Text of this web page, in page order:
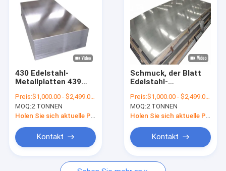
304 Edelstahlspule
Edelstahl-Streifen-Spule
Spule des legierten Stahls
Legierter Stahl-Blatt
Gebürsteter Edelstahl-Streifen
Polieredelstahl-Streifen
430 Edelstahl-
Metallplatten 439
Edelstahlbleche für
Küchen-Wände
Preis:$1,000.00 - $2,499.00/Tons
MOQ:2 TONNEN
Holen Sie sich aktuelle Preis
Kontakt
Schmuck, der Blatt
Edelstahl-
Edelstahlblech-304
für Ktv macht
Preis:$1,000.00 - $2,499.00/Tons
MOQ:2 TONNEN
Holen Sie sich aktuelle Preis
Kontakt